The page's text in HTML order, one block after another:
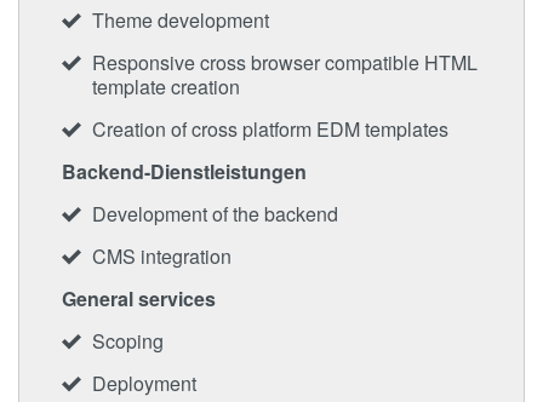
Theme development
Responsive cross browser compatible HTML
template creation
Creation of cross platform EDM templates
Backend-Dienstleistungen
Development of the backend
CMS integration
General services
Scoping
Deployment